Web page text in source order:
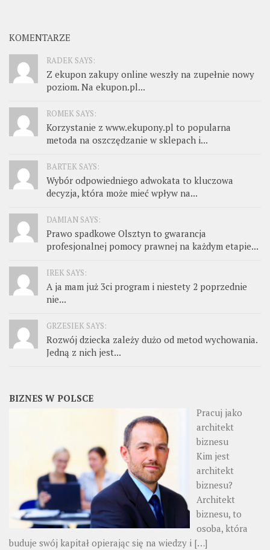
KOMENTARZE
RADEK SAYS:
Z ekupon zakupy online weszły na zupełnie nowy
poziom. Na ekupon.pl...
ROMEK SAYS:
Korzystanie z www.ekupony.pl to popularna
metoda na oszczędzanie w sklepach i...
BARTEK SAYS:
Wybór odpowiedniego adwokata to kluczowa
decyzja, która może mieć wpływ na...
DAMIAN SAYS:
Prawo spadkowe Olsztyn to gwarancja
profesjonalnej pomocy prawnej na każdym etapie...
IREK SAYS:
A ja mam już 3ci program i niestety 2 poprzednie
nie...
GRZESIEK SAYS:
Rozwój dziecka zależy dużo od metod wychowania.
Jedną z nich jest...
BIZNES W POLSCE
Pracuj jako
architekt
biznesu
Kim jest
architekt
biznesu?
Architekt
biznesu, to
osoba, która
buduje swój kapitał opierając się na wiedzy i […]